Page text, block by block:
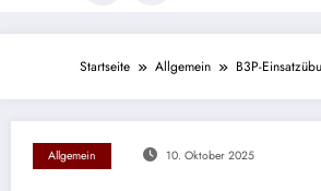
Startseite Allgemein B3P-
Allgemein 10. Oktober 2025